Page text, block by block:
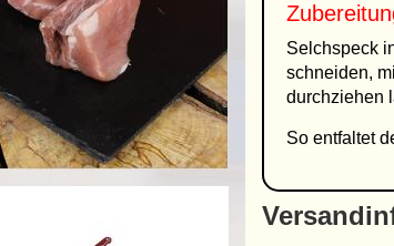
Selchspeck
schneiden,
durchziehen
So entfaltet